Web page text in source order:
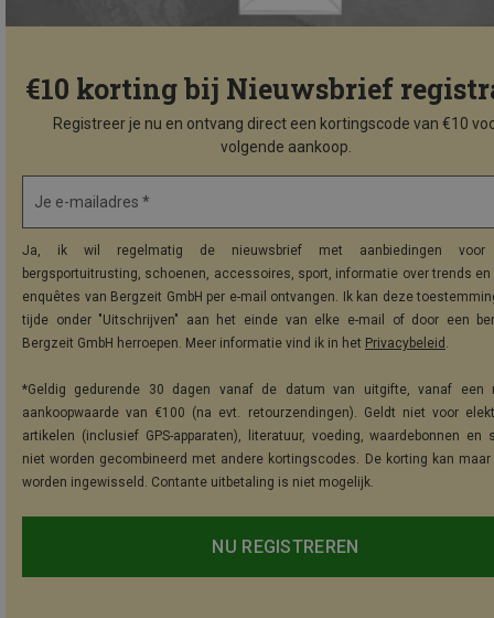
€10 korting bij Nieuwsbrief
Registreer je nu en ontvang direct een kortingscode van €10
volgende aankoop.
Je e-mailadres *
Ja, ik wil regelmatig de nieuwsbrief met aanbiedingen voor
bergsportuitrusting, schoenen, accessoires, sport, informatie over trends
enquêtes van Bergzeit GmbH per e-mail ontvangen. Ik kan deze
tijde onder "Uitschrijven" aan het einde van elke e-mail of door een
Bergzeit GmbH herroepen. Meer informatie vind ik in het Privacybeleid .
*Geldig gedurende 30 dagen vanaf de datum van uitgifte, vanaf een
aankoopwaarde van €100 (na evt. retourzendingen). Geldt niet voor
artikelen (inclusief GPS-apparaten), literatuur, voeding, waardebonnen en
niet worden gecombineerd met andere kortingscodes. De korting kan maar
worden ingewisseld. Contante uitbetaling is niet mogelijk.
NU REGISTREREN